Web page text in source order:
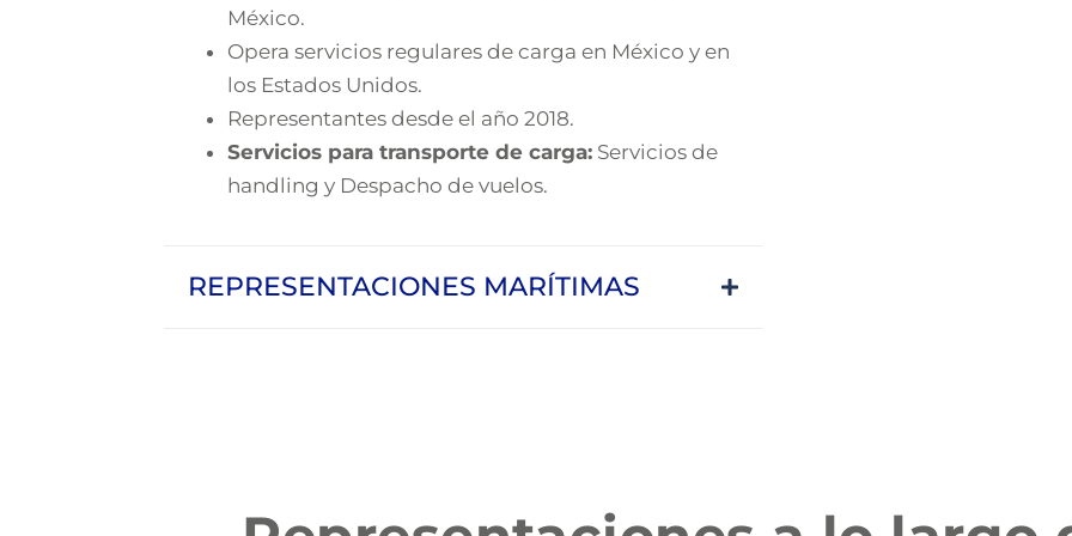
México.
Opera servicios regulares de carga en México y en
los Estados Unidos.
Representantes desde el año 2018.
Servicios para transporte de carga: Servicios de
handling y Despacho de vuelos.
REPRESENTACIONES MARÍTIMAS